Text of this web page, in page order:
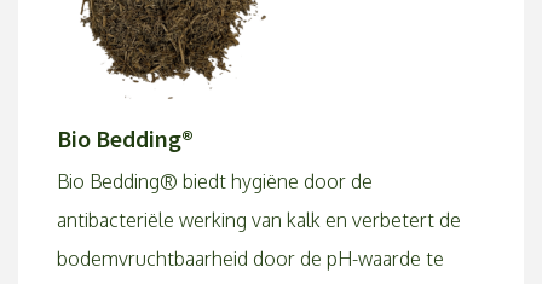
Bio Bedding®
Bio Bedding® biedt hygiëne door de
antibacteriële werking van kalk en verbetert de
bodemvruchtbaarheid door de pH-waarde te